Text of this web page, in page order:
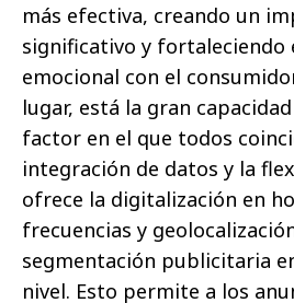
más efectiva, creando un
significativo y fortaleciendo
emocional con el
lugar, está la gran
factor en el que todos
integración de datos y la
ofrece la digitalización en
frecuencias y
segmentación publicitaria
nivel. Esto permite a los